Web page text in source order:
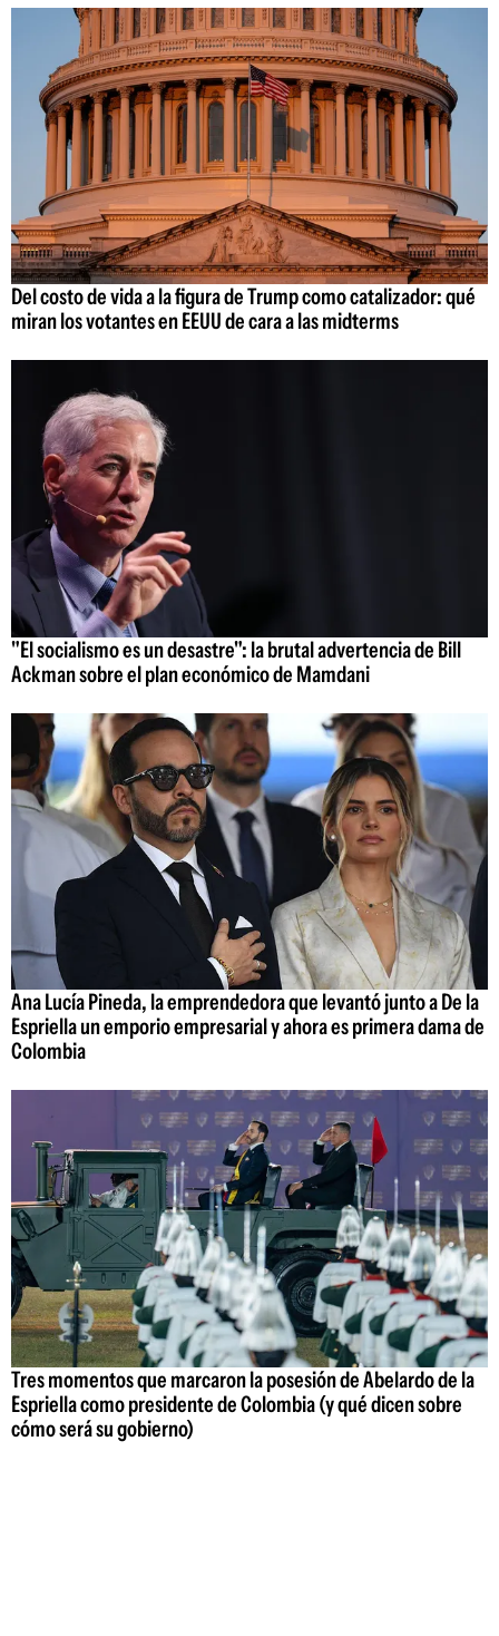
Del costo de vida a la figura de Trump como catalizador: qué
miran los votantes en EEUU de cara a las midterms
"El socialismo es un desastre": la brutal advertencia de Bill
Ackman sobre el plan económico de Mamdani
Ana Lucía Pineda, la emprendedora que levantó junto a De la
Espriella un emporio empresarial y ahora es primera dama de
Colombia
Tres momentos que marcaron la posesión de Abelardo de la
Espriella como presidente de Colombia (y qué dicen sobre
cómo será su gobierno)